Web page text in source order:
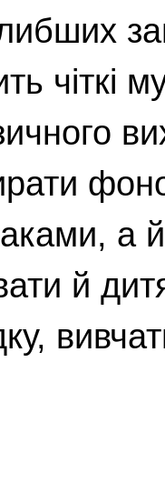
чіткі
а
й